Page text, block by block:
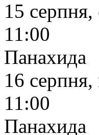
15 серпня,
11:00
Панахида
16 серпня,
11:00
Панахида